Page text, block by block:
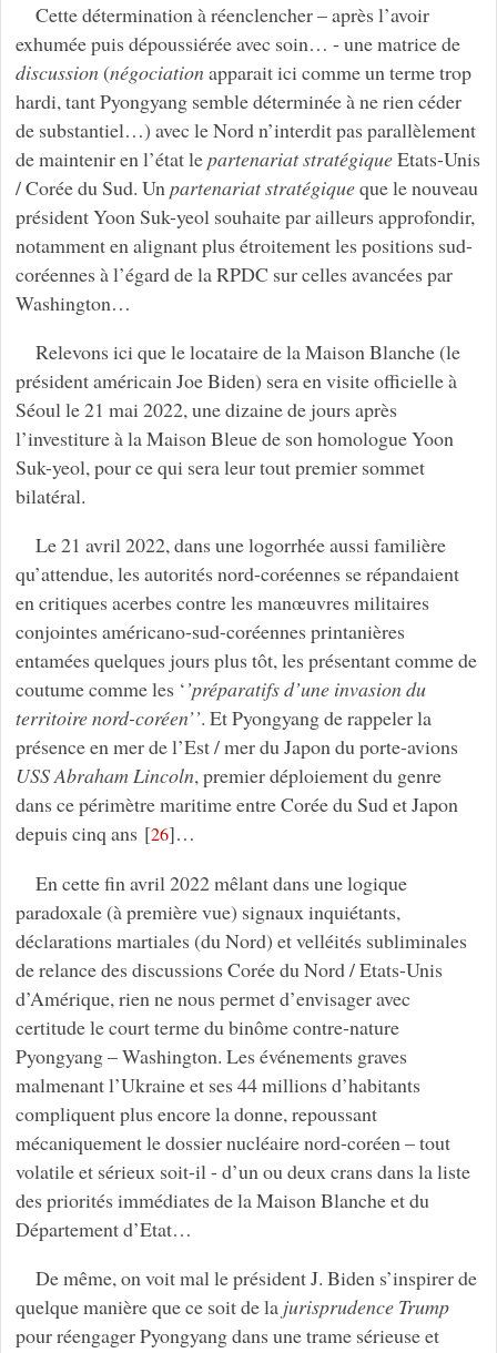
Cette détermination à réenclencher – après l’avoir
exhumée puis dépoussiérée avec soin… - une matrice de
discussion(négociationapparait ici comme un terme trop
hardi, tant Pyongyang semble déterminée à ne rien céder
de substantiel…) avec le Nord n’interdit pas parallèlement
de maintenir en l’état lepartenariat stratégiqueEtats-Unis
/ Corée du Sud. Unpartenariat stratégiqueque le nouveau
président Yoon Suk-yeol souhaite par ailleurs approfondir,
notamment en alignant plus étroitement les positions sud-
coréennes à l’égard de la RPDC sur celles avancées par
Washington…
Relevons ici que le locataire de la Maison Blanche (le
président américain Joe Biden) sera en visite officielle à
Séoul le 21 mai 2022, une dizaine de jours après
l’investiture à la Maison Bleue de son homologue Yoon
Suk-yeol, pour ce qui sera leur tout premier sommet
bilatéral.
Le 21 avril 2022, dans une logorrhée aussi familière
qu’attendue, les autorités nord-coréennes se répandaient
en critiques acerbes contre les manœuvres militaires
conjointes américano-sud-coréennes printanières
entamées quelques jours plus tôt, les présentant comme de
coutume comme les ‘’préparatifs d’une invasion du
territoire nord-coréen’’. Et Pyongyang de rappeler la
présence en mer de l’Est / mer du Japon du porte-avions
USS Abraham Lincoln, premier déploiement du genre
dans ce périmètre maritime entre Corée du Sud et Japon
depuis cinq ans [26]…
En cette fin avril 2022 mêlant dans une logique
paradoxale (à première vue) signaux inquiétants,
déclarations martiales (du Nord) et velléités subliminales
de relance des discussions Corée du Nord / Etats-Unis
d’Amérique, rien ne nous permet d’envisager avec
certitude le court terme du binôme contre-nature
Pyongyang – Washington. Les événements graves
malmenant l’Ukraine et ses 44 millions d’habitants
compliquent plus encore la donne, repoussant
mécaniquement le dossier nucléaire nord-coréen – tout
volatile et sérieux soit-il - d’un ou deux crans dans la liste
des priorités immédiates de la Maison Blanche et du
Département d’Etat…
De même, on voit mal le président J. Biden s’inspirer de
quelque manière que ce soit de la jurisprudence Trump
pour réengager Pyongyang dans une trame sérieuse et